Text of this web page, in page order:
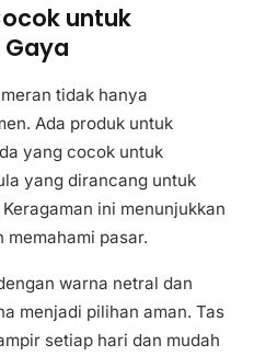
untuk
tidak hanya
Ada produk untuk
yang cocok untuk
yang dirancang untuk
ini menunjukkan
memahami pasar.
warna netral dan
menjadi pilihan aman. Tas
setiap hari dan mudah